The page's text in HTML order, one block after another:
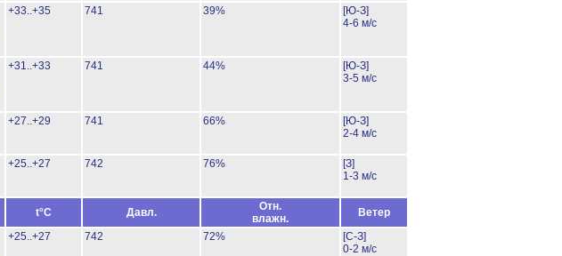
+33..+35 741 39%
[Ю-З]
4-6 м/с
+31..+33 741 44%
[Ю-З]
3-5 м/с
+27..+29 741 66%
[Ю-З]
2-4 м/с
+25..+27 742 76%
[З]
1-3 м/с
t°C Давл.
Отн.
влажн.
Ветер
+25..+27 742 72%
[С-З]
0-2 м/с